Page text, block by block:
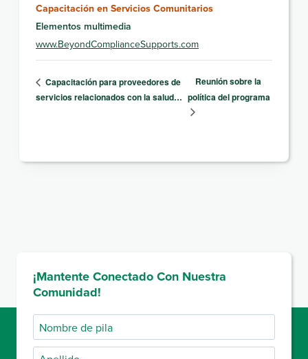
Capacitación en Servicios Comunitarios
Elementos multimedia
www.BeyondComplianceSupports.com
Capacitación para proveedores de
servicios relacionados con la salud…
Reunión sobre la
política del programa
¡Mantente Conectado Con Nuestra
Comunidad!
Nombre
de
Apellido